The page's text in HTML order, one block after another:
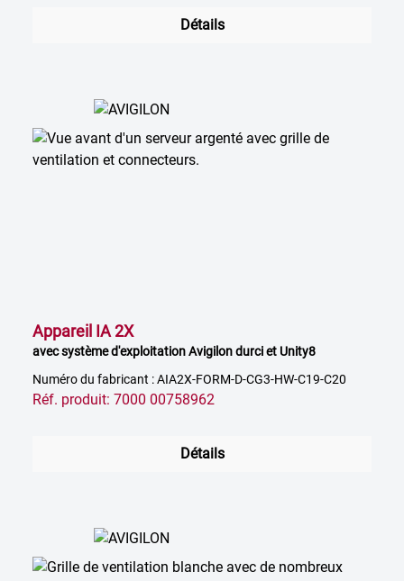
Détails
Appareil IA 2X
avec système d'exploitation Avigilon durci et Unity8
Numéro du fabricant : AIA2X-FORM-D-CG3-HW-C19-C20
Réf. produit: 7000 00758962
Détails